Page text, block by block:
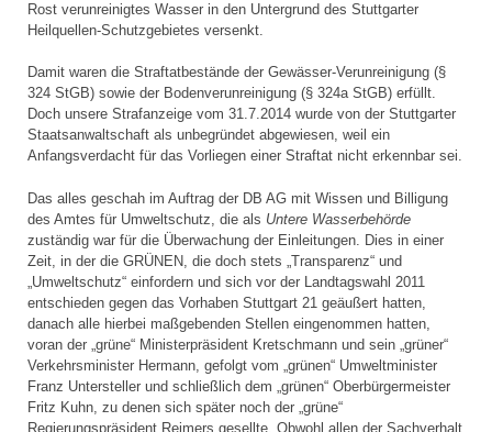
Rost verunreinigtes Wasser in den Untergrund des Stuttgarter
Heilquellen-Schutzgebietes versenkt.
Damit waren die Straftatbestände der Gewässer-Verunreinigung (§
324 StGB) sowie der Bodenverunreinigung (§ 324a StGB) erfüllt.
Doch unsere Strafanzeige vom 31.7.2014 wurde von der Stuttgarter
Staatsanwaltschaft als unbegründet abgewiesen, weil ein
Anfangsverdacht für das Vorliegen einer Straftat nicht erkennbar sei.
Das alles geschah im Auftrag der DB AG mit Wissen und Billigung
des Amtes für Umweltschutz, die als Untere Wasserbehörde
zuständig war für die Überwachung der Einleitungen. Dies in einer
Zeit, in der die GRÜNEN, die doch stets „Transparenz“ und
„Umweltschutz“ einfordern und sich vor der Landtagswahl 2011
entschieden gegen das Vorhaben Stuttgart 21 geäußert hatten,
danach alle hierbei maßgebenden Stellen eingenommen hatten,
voran der „grüne“ Ministerpräsident Kretschmann und sein „grüner“
Verkehrsminister Hermann, gefolgt vom „grünen“ Umweltminister
Franz Untersteller und schließlich dem „grünen“ Oberbürgermeister
Fritz Kuhn, zu denen sich später noch der „grüne“
Regierungspräsident Reimers gesellte. Obwohl allen der Sachverhalt